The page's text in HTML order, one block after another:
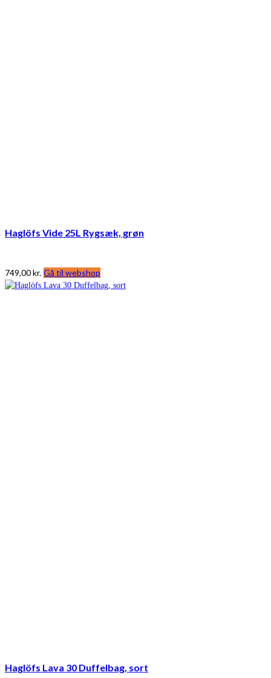
Haglöfs Vide 25L Rygsæk, grøn
749,00kr. Gå til webshop
Haglöfs Lava 30 Duffelbag, sort